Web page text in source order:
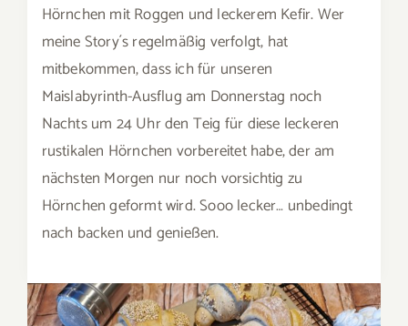
Hörnchen mit Roggen und leckerem Kefir. Wer
meine Story´s regelmäßig verfolgt, hat
mitbekommen, dass ich für unseren
Maislabyrinth-Ausflug am Donnerstag noch
Nachts um 24 Uhr den Teig für diese leckeren
rustikalen Hörnchen vorbereitet habe, der am
nächsten Morgen nur noch vorsichtig zu
Hörnchen geformt wird. Sooo lecker… unbedingt
nach backen und genießen.